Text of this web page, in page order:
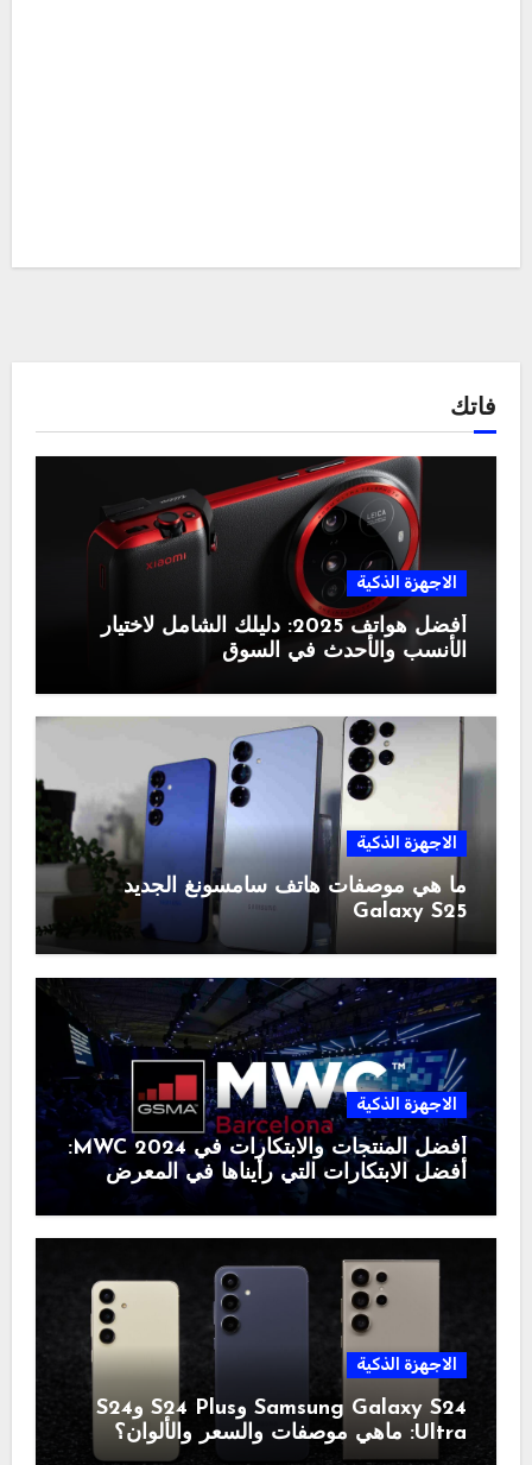
فاتك
الاجهزة الذكية
أفضل هواتف 2025: دليلك الشامل لاختيار
الأنسب والأحدث في السوق
الاجهزة الذكية
ما هي موصفات هاتف سامسونغ الجديد
Galaxy S25
الاجهزة الذكية
أفضل المنتجات والابتكارات في MWC 2024:
أفضل الابتكارات التي رأيناها في المعرض
الاجهزة الذكية
Samsung Galaxy S24 وS24 Plus وS24
Ultra: ماهي موصفات والسعر والألوان؟